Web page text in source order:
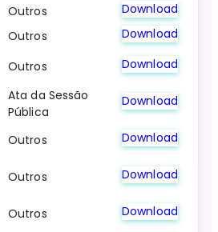
Outros
Download
Outros
Download
Outros Download
Ata da Sessão
Pública
Download
Outros
Download
Outros
Download
Outros Download